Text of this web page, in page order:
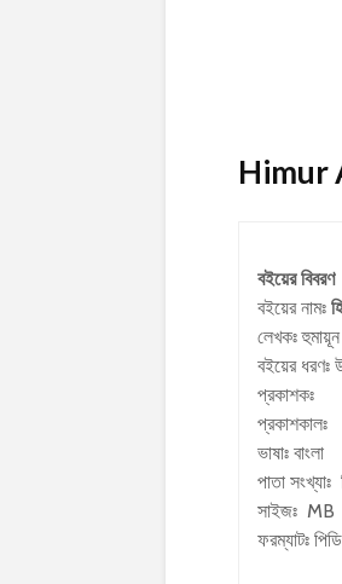
Himur
বইয়ের বিবরণ
বইয়ের নামঃ
লেখকঃ
বইয়ের ধরণঃ
প্রকাশকঃ
প্রকাশকালঃ
ভাষাঃ বাংলা
পাতা সংখ্যাঃ
সাইজঃ MB
ফরম্যাটঃ